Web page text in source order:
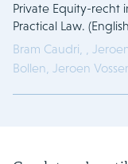
Private Equity-recht
Practical Law.
Bram Caudri, ,
Bollen, Jeroen